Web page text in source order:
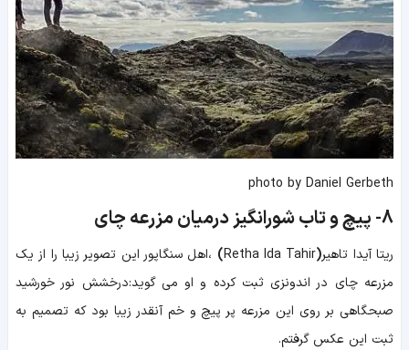
photo by Daniel Gerbeth
8- پیچ و تاب شورانگیز درمیان مزرعه چای
ریتا آیدا تاهیر(
Retha Ida Tahir
) ،اهل سنگاپور این تصویر زیبا را از یک
مزرعه چای در اندونزی ثبت کرده و او می گوید:درخشش نور خورشید
صبحگاهی بر روی این مزرعه پر پیچ و خم آنقدر زیبا بود که تصمیم به
ثبت این عکس گرفتم.